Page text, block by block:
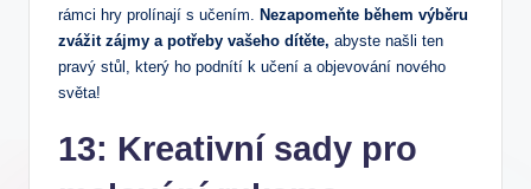
⁣rámci hry prolínají s učením. Nezapomeňte ⁣během výběru
zvážit⁣ zájmy a ​potřeby vašeho dítěte, abyste našli ten
pravý stůl, který ho⁤ podnítí k učení a objevování nového ​
světa!
13: ​Kreativní sady‌ pro